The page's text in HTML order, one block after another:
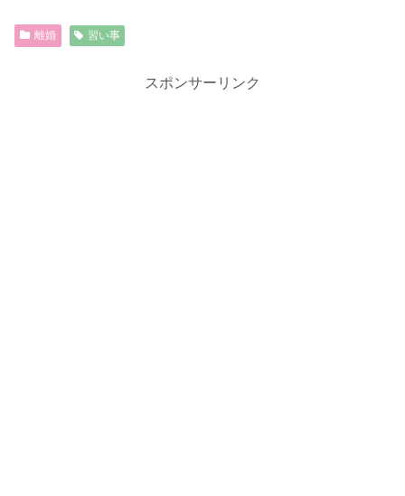
離婚 習い事
スポンサーリンク